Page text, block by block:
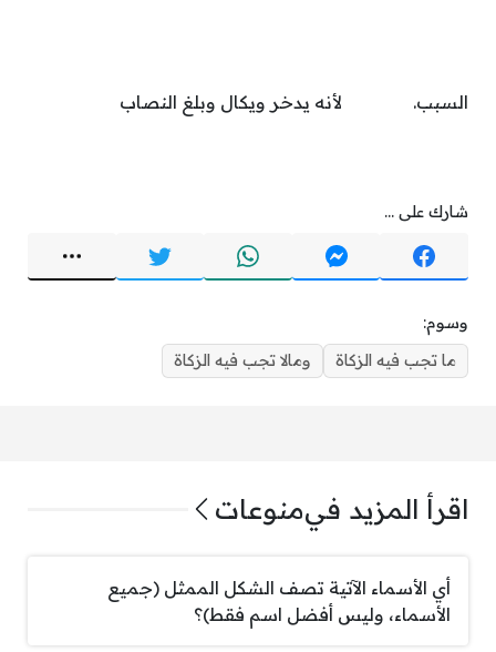
السبب. لأنه يدخر ويكال وبلغ النصاب
شارك على ...
وسوم:
ما تجب فيه الزكاة
ومالا تجب فيه الزكاة
اقرأ المزيد فيمنوعات
أي الأسماء الآتية تصف الشكل الممثل (جميع
الأسماء، وليس أفضل اسم فقط)؟